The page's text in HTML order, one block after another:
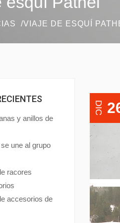
VIAJE DE ESQUÍ
y anillos de
une al grupo
racores
accesorios de
DIC